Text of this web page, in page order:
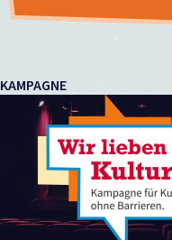
KAMPAGNE